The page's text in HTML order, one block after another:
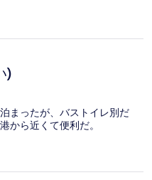
)
まったが、バストイレ別だ
から近くて便利だ。